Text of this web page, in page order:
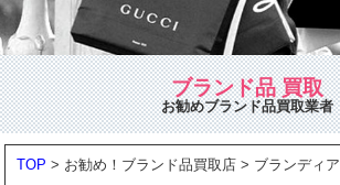
ブランド品 買取
お勧めブランド品買取業者
TOP > お勧め！ブランド品買取店 > ブランディア